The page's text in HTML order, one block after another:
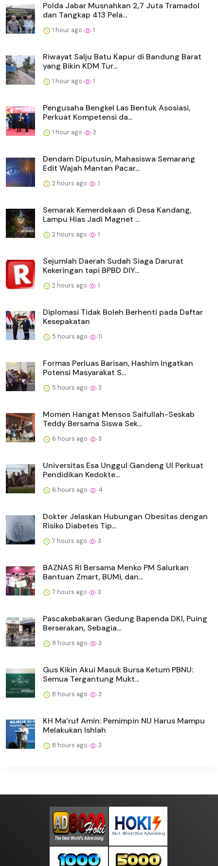
Polda Jabar Musnahkan 2,7 Juta Tramadol
dan Tangkap 413 Pela...
1 hour ago 1
Riwayat Salju Batu Kapur di Bandung Barat
yang Bikin KDM Tur...
1 hour ago 1
Pengusaha Bengkel Las Bentuk Asosiasi,
Perkuat Kompetensi da...
1 hour ago 2
Dendam Diputusin, Mahasiswa Semarang
Edit Wajah Mantan Pacar...
2 hours ago 1
Semarak Kemerdekaan di Desa Kandang,
Lampu Hias Jadi Magnet ...
2 hours ago 1
Sejumlah Daerah Sudah Siaga Darurat
Kekeringan tapi BPBD DIY...
2 hours ago 1
Diplomasi Tidak Boleh Berhenti pada Daftar
Kesepakatan
5 hours ago 11
Formas Perluas Barisan, Hashim Ingatkan
Potensi Masyarakat S...
5 hours ago 3
Momen Hangat Mensos Saifullah-Seskab
Teddy Bersama Siswa Sek...
6 hours ago 3
Universitas Esa Unggul Gandeng UI Perkuat
Pendidikan Kedokte...
6 hours ago 4
Dokter Jelaskan Hubungan Obesitas dengan
Risiko Diabetes Tip...
7 hours ago 3
BAZNAS RI Bersama Menko PM Salurkan
Bantuan Zmart, BUMi, dan...
7 hours ago 3
Pascakebakaran Gedung Bapenda DKI, Puing
Berserakan, Sebagia...
8 hours ago 3
Gus Kikin Akui Masuk Bursa Ketum PBNU:
Semua Tergantung Mukt...
8 hours ago 3
KH Ma’ruf Amin: Pemimpin NU Harus Mampu
Melakukan Ishlah
8 hours ago 3